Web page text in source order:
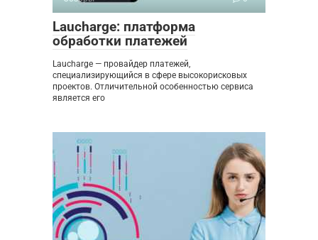
Laucharge: платформа
обработки платежей
Laucharge — провайдер платежей,
специализирующийся в сфере высокорисковых
проектов. Отличительной особенностью сервиса
является его